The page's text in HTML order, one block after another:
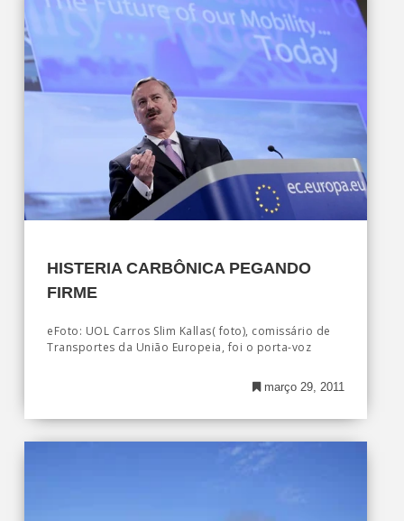
HISTERIA CARBÔNICA PEGANDO
FIRME
eFoto: UOL Carros Slim Kallas( foto), comissário de
Transportes da União Europeia, foi o porta-voz
março 29, 2011